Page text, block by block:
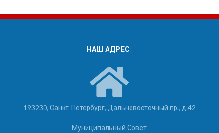
НАШ АДРЕС:
193230, Санкт-Петербург, Дальневосточный пр., д.42
Муниципальный Совет